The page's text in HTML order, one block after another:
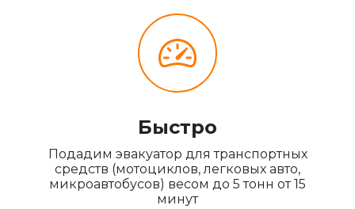
Быстро
Подадим эвакуатор для транспортных
средств (мотоциклов, легковых авто,
микроавтобусов) весом до 5 тонн от 15
минут